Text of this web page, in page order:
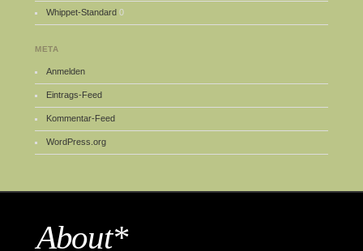
Whippet-Standard 0
META
Anmelden
Eintrags-Feed
Kommentar-Feed
WordPress.org
About*